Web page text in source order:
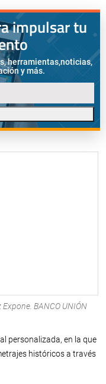
impulsar tu
herramientas,noticias,
y más.
BANCO UNIÓN
personalizada, en la que
históricos a través